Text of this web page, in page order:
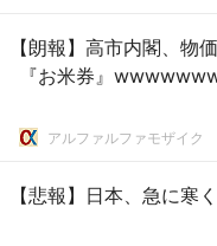
【朗報】高市内閣、物
『お米券』
アルファルファモザイク
【悲報】日本、急に寒